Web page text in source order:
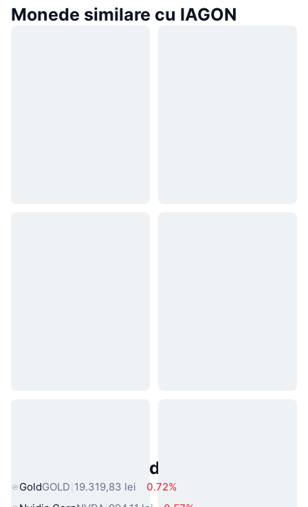
Monede similare cu IAGON
Active Populare din Lumea Reală
GoldGOLD 19.319,83 lei
0.72%